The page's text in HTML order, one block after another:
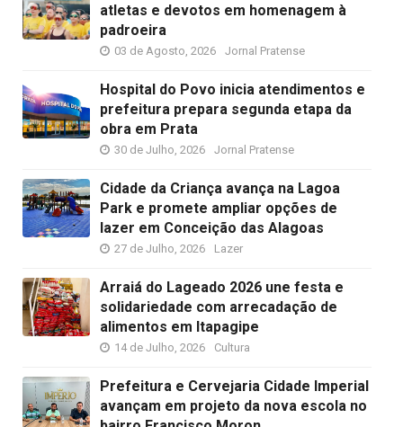
atletas e devotos em homenagem à
padroeira
03 de Agosto, 2026 Jornal Pratense
Hospital do Povo inicia atendimentos e
prefeitura prepara segunda etapa da
obra em Prata
30 de Julho, 2026 Jornal Pratense
Cidade da Criança avança na Lagoa
Park e promete ampliar opções de
lazer em Conceição das Alagoas
27 de Julho, 2026 Lazer
Arraiá do Lageado 2026 une festa e
solidariedade com arrecadação de
alimentos em Itapagipe
14 de Julho, 2026 Cultura
Prefeitura e Cervejaria Cidade Imperial
avançam em projeto da nova escola no